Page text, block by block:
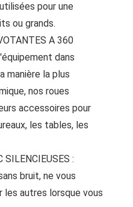
pour une
ou grands.
A 360
dans
manière la plus
nos roues
accessoires pour
les tables, les
SILENCIEUSES :
bruit, ne vous
les autres lorsque vous